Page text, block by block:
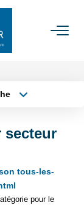
de critères
secteur
tous-les-
pour le